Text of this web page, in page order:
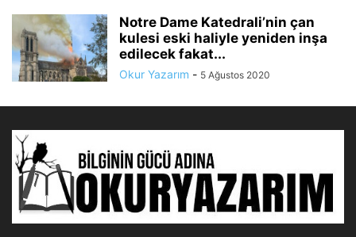
Notre Dame Katedrali’nin çan
kulesi eski haliyle yeniden inşa
edilecek fakat...
Okur Yazarım - 5 Ağustos 2020